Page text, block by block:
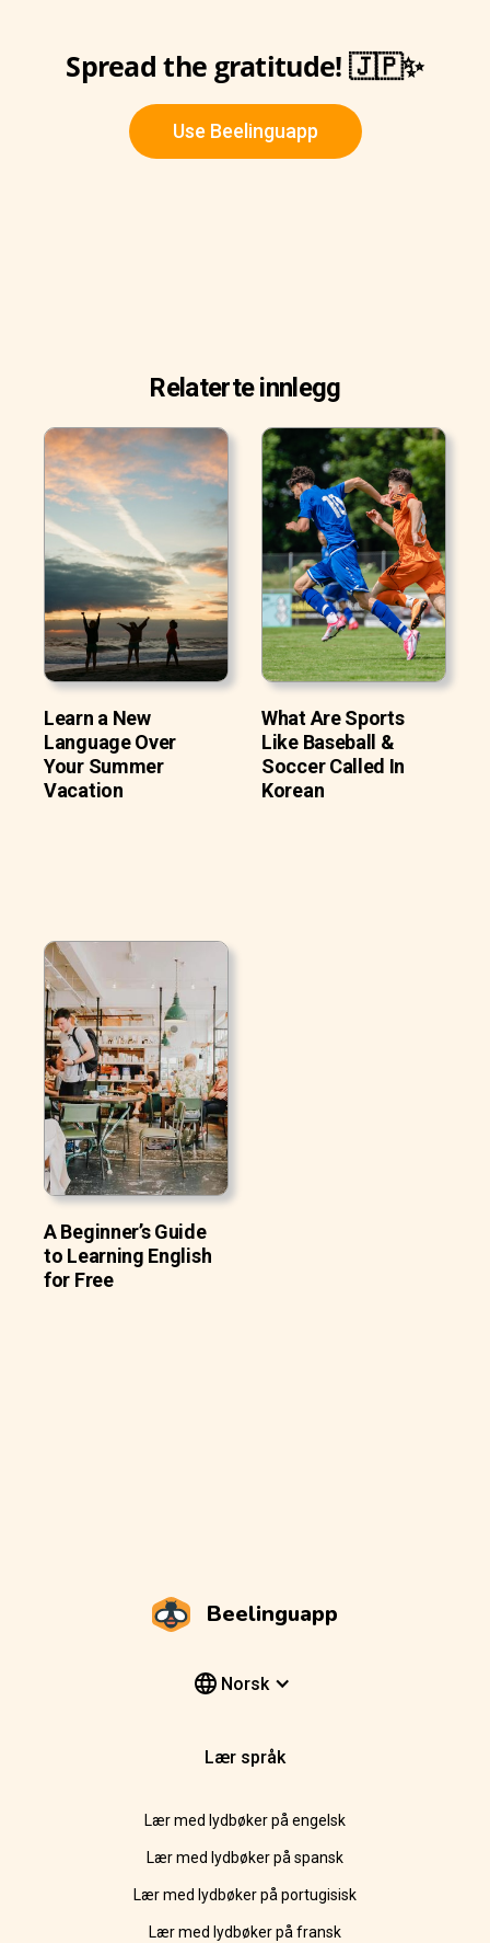
Spread the gratitude! 🇯🇵✨
Use Beelinguapp
Relaterte innlegg
Learn a New
Language Over
Your Summer
Vacation
What Are Sports
Like Baseball &
Soccer Called In
Korean
A Beginner’s Guide
to Learning English
for Free
Beelinguapp
Norsk
Lær språk
Lær med lydbøker på engelsk
Lær med lydbøker på spansk
Lær med lydbøker på portugisisk
Lær med lydbøker på fransk